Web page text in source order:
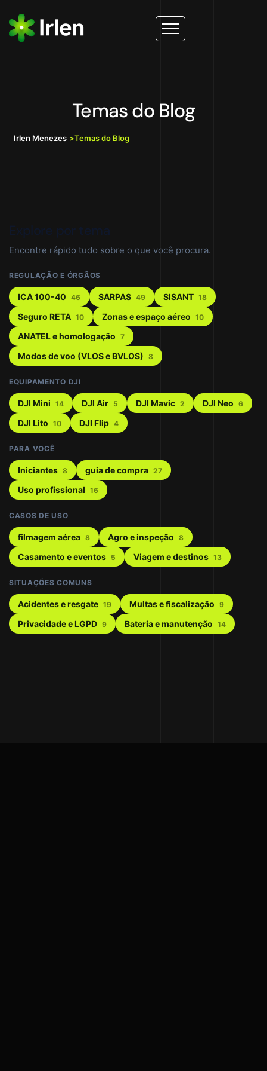
Temas do Blog
Irlen Menezes >Temas do Blog
Explore por tema
Encontre rápido tudo sobre o que você procura.
REGULAÇÃO E ÓRGÃOS
ICA 100-40 46 SARPAS 49 SISANT 18
Seguro RETA 10 Zonas e espaço aéreo 10
ANATEL e homologação 7
Modos de voo (VLOS e BVLOS) 8
EQUIPAMENTO DJI
DJI Mini 14 DJI Air 5 DJI Mavic 2 DJI Neo 6
DJI Lito 10 DJI Flip 4
PARA VOCÊ
Iniciantes 8 guia de compra 27
Uso profissional 16
CASOS DE USO
filmagem aérea 8 Agro e inspeção 8
Casamento e eventos 5 Viagem e destinos 13
SITUAÇÕES COMUNS
Acidentes e resgate 19 Multas e fiscalização 9
Privacidade e LGPD 9 Bateria e manutenção 14